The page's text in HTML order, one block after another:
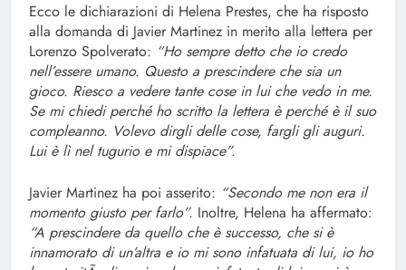
Ecco le dichiarazioni di Helena Prestes, che ha risposto
alla domanda di Javier Martinez in merito alla lettera per
Lorenzo Spolverato: “Ho sempre detto che io credo
nell’essere umano. Questo a prescindere che sia un
gioco. Riesco a vedere tante cose in lui che vedo in me.
Se mi chiedi perché ho scritto la lettera è perché è il suo
compleanno. Volevo dirgli delle cose, fargli gli auguri.
Lui è lì nel tugurio e mi dispiace”.
Javier Martinez ha poi asserito: “Secondo me non era il
momento giusto per farlo”. Inoltre, Helena ha affermato:
“A prescindere da quello che è successo, che si è
innamorato di un’altra e io mi sono infatuata di lui, io ho